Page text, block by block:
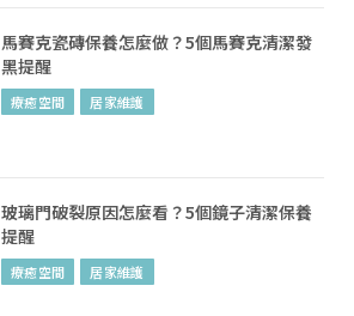
馬賽克瓷磚保養怎麼做？5個馬賽克清潔發
黑提醒
療癒空間 居家維護
玻璃門破裂原因怎麼看？5個鏡子清潔保養
提醒
療癒空間 居家維護